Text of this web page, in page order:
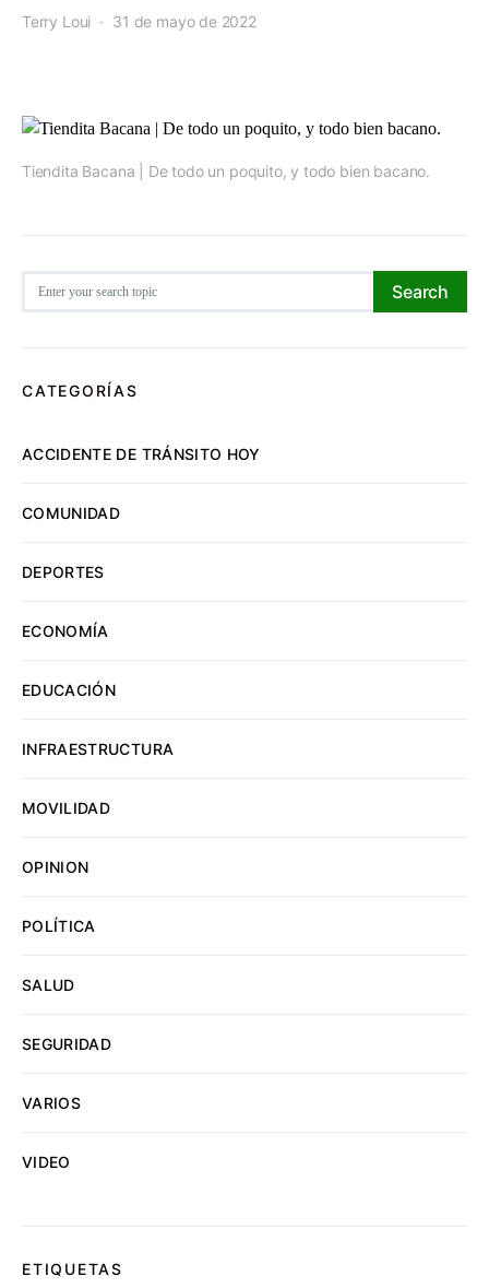
Terry Loui 31 de mayo de 2022
Tiendita Bacana | De todo un poquito, y todo bien bacano.
Search
CATEGORÍAS
ACCIDENTE DE TRÁNSITO HOY
COMUNIDAD
DEPORTES
ECONOMÍA
EDUCACIÓN
INFRAESTRUCTURA
MOVILIDAD
OPINION
POLÍTICA
SALUD
SEGURIDAD
VARIOS
VIDEO
ETIQUETAS